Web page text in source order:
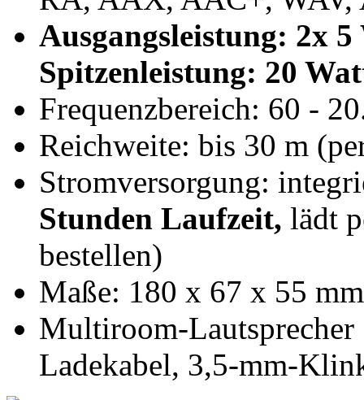
Ausgangsleistung: 2x
Spitzenleistung: 20
Frequenzbereich: 60 -
Reichweite: bis 30 m
Stromversorgung:
Stunden Laufzeit, lädt
bestellen)
Maße: 180 x 67 x 55
Multiroom-
Ladekabel, 3,5-mm-